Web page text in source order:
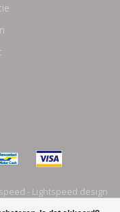
- Lightspeed design